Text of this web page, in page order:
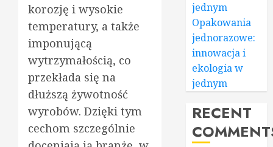
korozję i wysokie
temperatury, a także
imponującą
wytrzymałością, co
przekłada się na
dłuższą żywotność
wyrobów. Dzięki tym
cechom szczególnie
jednym
Opakowania
jednorazowe:
innowacja i
ekologia w
jednym
RECENT